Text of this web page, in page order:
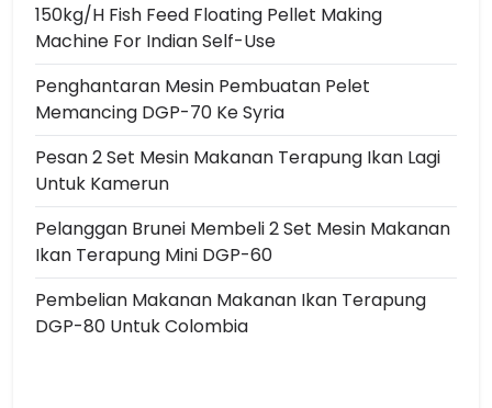
150kg/h Fish Feed Floating Pellet Making
Machine For Indian Self-Use
Penghantaran Mesin Pembuatan Pelet
Memancing DGP-70 Ke Syria
Pesan 2 Set Mesin Makanan Terapung Ikan Lagi
Untuk Kamerun
Pelanggan Brunei Membeli 2 Set Mesin Makanan
Ikan Terapung Mini DGP-60
Pembelian Makanan Makanan Ikan Terapung
DGP-80 Untuk Colombia